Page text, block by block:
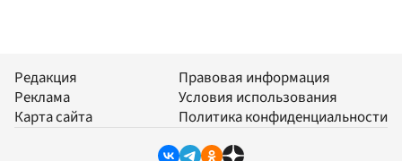
Редакция
Реклама
Карта сайта
Правовая информация
Условия использования
Политика конфиденциальности